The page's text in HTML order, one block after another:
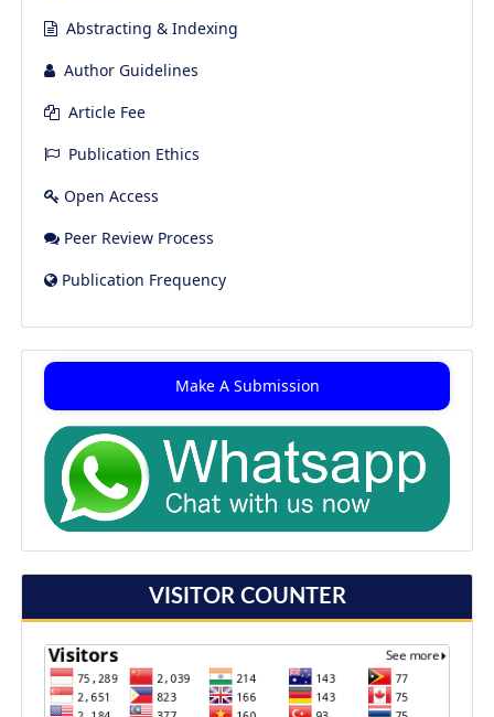
Abstracting & Indexing
Author Guidelines
Article Fee
Publication Ethics
Open Access
Peer Review Process
Publication Frequency
Make A Submission
VISITOR COUNTER